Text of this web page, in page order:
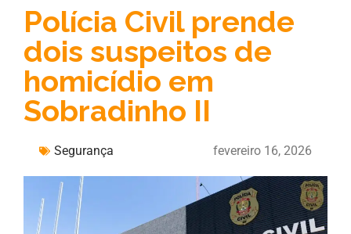
Polícia Civil prende
dois suspeitos de
homicídio em
Sobradinho II
Segurança fevereiro 16, 2026